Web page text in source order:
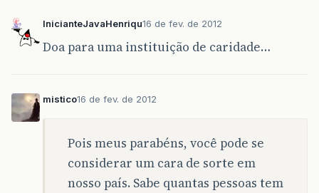
InicianteJavaHenriqu16 de fev. de 2012
Doa para uma instituição de caridade…
mistico16 de fev. de 2012
Pois meus parabéns, você pode se
considerar um cara de sorte em
nosso país. Sabe quantas pessoas tem